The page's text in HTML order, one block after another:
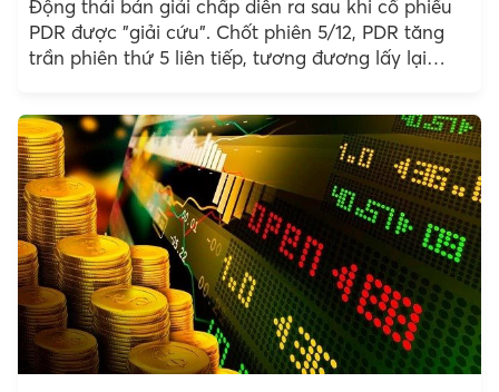
Động thái bán giải chấp diễn ra sau khi cổ phiếu
PDR được "giải cứu". Chốt phiên 5/12, PDR tăng
trần phiên thứ 5 liên tiếp, tương đương lấy lại